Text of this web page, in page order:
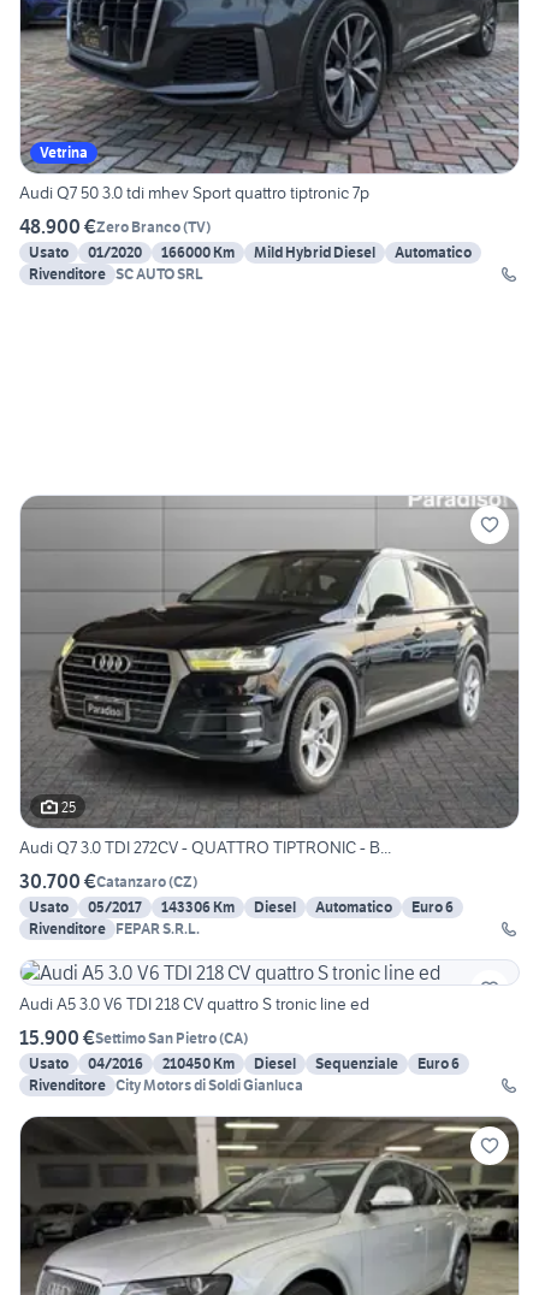
Vetrina
Audi Q7 50 3.0 tdi mhev Sport quattro tiptronic 7p
48.900 €Zero Branco(TV)
Usato
01/2020 166000 Km Mild Hybrid Diesel
Automatico
Rivenditore SC AUTO SRL
25
Audi Q7 3.0 TDI 272CV - QUATTRO TIPTRONIC - B...
30.700 €Catanzaro(CZ)
Usato
05/2017 143306 Km Diesel Automatico
Euro 6
Rivenditore FEPAR S.R.L.
Audi A5 3.0 V6 TDI 218 CV quattro S tronic line ed
15.900 €Settimo San Pietro(CA)
Usato
04/2016 210450 Km Diesel Sequenziale
Euro 6
Rivenditore City Motors di Soldi Gianluca